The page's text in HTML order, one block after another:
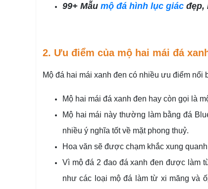
99+ Mẫu mộ đá hình lục giácđẹp,
2. Ưu điểm của mộ hai mái đá
Mộ đá hai mái xanh đen có nhiều ưu điểm nổi
Mộ hai mái đá xanh đen hay còn gọi là
Mộ hai mái này thường làm bằng đá
nhiều ý nghĩa tốt về mặt phong thuỷ.
Hoa văn sẽ được chạm khắc xung
Vì mộ đá 2 đao đá xanh đen được làm
như các loại mộ đá làm từ xi măng và